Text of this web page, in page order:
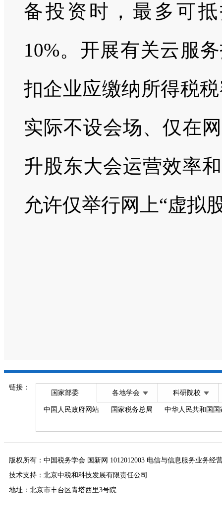
备投资时，最多可
10%。开展有关云服
扣企业应缴纳所得税
实际不设会场、仅在
升股东大会运营效率
允许仅举行网上“虚拟
链接：
国家部委 各地学会 科研院校
中国人民政府网站 国家税务总局 中华人民共和国
版权所有：中国税务学会 国新网 1012012003 电信与信息服务业务经
技术支持：北京中税和科技发展有限责任公司
地址：北京市丰台区青塔西里3号院